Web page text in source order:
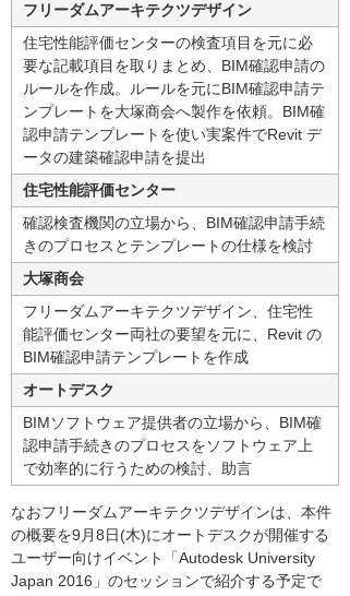
フリーダムアーキテクツデザイン
住宅性能評価センターの検査項目を元に必
要な記載項目を取りまとめ、BIM確認申請の
ルールを作成。ルールを元にBIM確認申請テ
ンプレートを大塚商会へ製作を依頼。BIM確
認申請テンプレートを使い実案件でRevit デ
ータの建築確認申請を提出
住宅性能評価センター
確認検査機関の立場から、BIM確認申請手続
きのプロセスとテンプレートの仕様を検討
大塚商会
フリーダムアーキテクツデザイン、住宅性
能評価センター両社の要望を元に、Revit の
BIM確認申請テンプレートを作成
オートデスク
BIMソフトウェア提供者の立場から、BIM確
認申請手続きのプロセスをソフトウェア上
で効率的に行うための検討、助言
なおフリーダムアーキテクツデザインは、本件
の概要を9月8日(木)にオートデスクが開催する
ユーザー向けイベント「Autodesk University
Japan 2016」のセッションで紹介する予定で